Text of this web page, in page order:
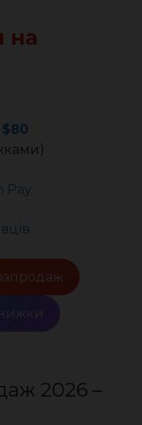
на
Pay
2026 –